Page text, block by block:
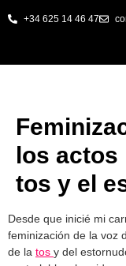
+34 625 14 46 47
los actos
tos y el
Desde que inicié mi
feminización de la voz
de la tos y del